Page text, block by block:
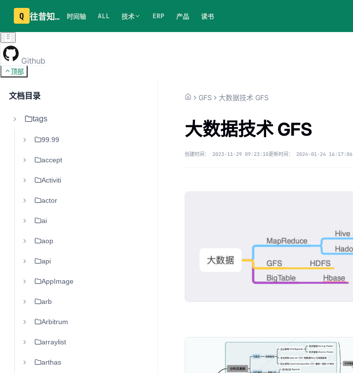
Q 往昔知识库 时间轴 ALL 技术 ERP 产品 读书
Github
顶部
文档目录
tags
99.99
accept
Activiti
actor
ai
aop
api
AppImage
arb
Arbitrum
arraylist
arthas
GFS 大数据技术 GFS
大数据技术 GFS
创建时间： 2023-11-29 09:23:10更新时间： 2024-01-24 16:17:06